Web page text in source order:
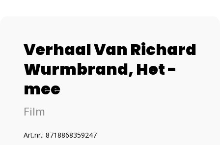
Verhaal Van Richard
Wurmbrand, Het -
mee
Film
Art.nr.: 8718868359247